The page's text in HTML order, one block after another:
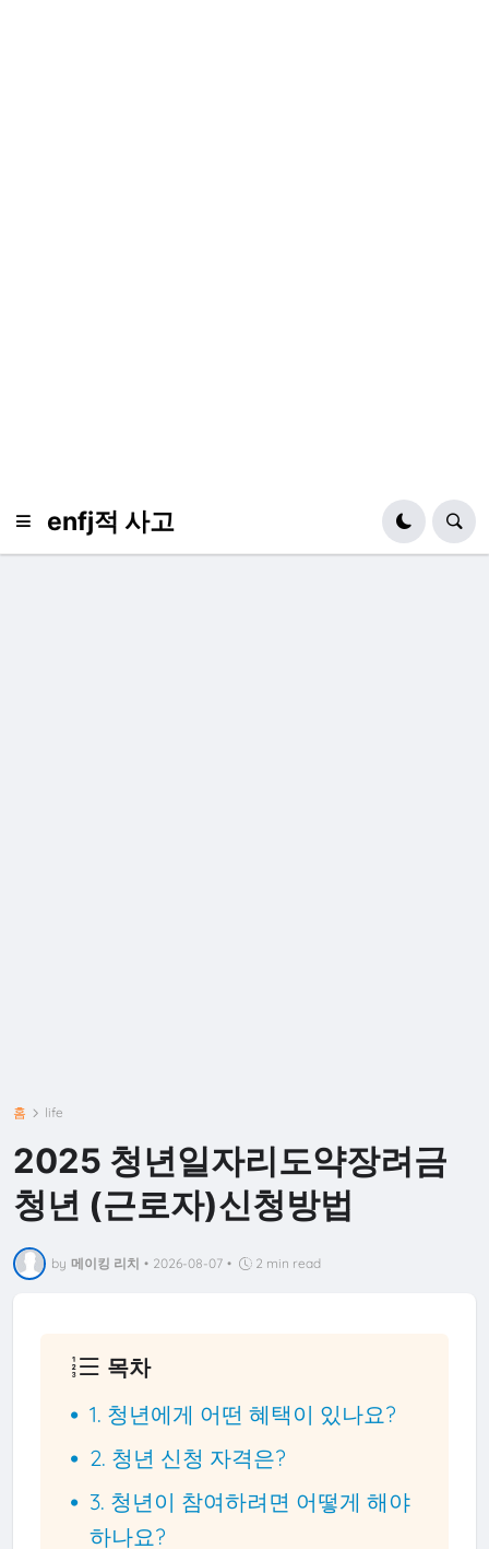
enfj적 사고
홈 life
2025 청년일자리도약장려금
청년 (근로자)신청방법
by 메이킹 리치 • 2026-08-07 • 2 min read
목차
1. 청년에게 어떤 혜택이 있나요?
2. 청년 신청 자격은?
3. 청년이 참여하려면 어떻게 해야
하나요?